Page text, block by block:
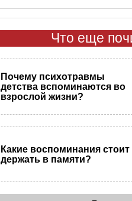
Что еще
Почему психотравмы
детства вспоминаются во
взрослой жизни?
Какие воспоминания стоит
держать в памяти?